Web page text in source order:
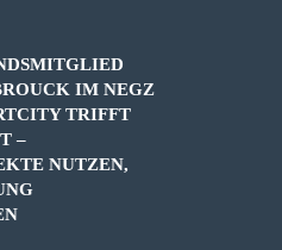
IM NEGZ
TRIFFT
–
NUTZEN,